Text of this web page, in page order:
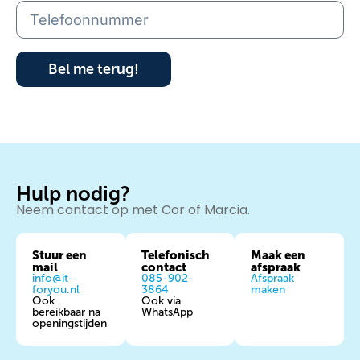
Bel me terug!
Hulp nodig?
Neem contact op met Cor of Marcia.
Stuur een
mail
info@it-
foryou.nl
Ook
bereikbaar na
openingstijden
Telefonisch
contact
085-902-
3864
Ook via
WhatsApp
Maak een
afspraak
Afspraak
maken